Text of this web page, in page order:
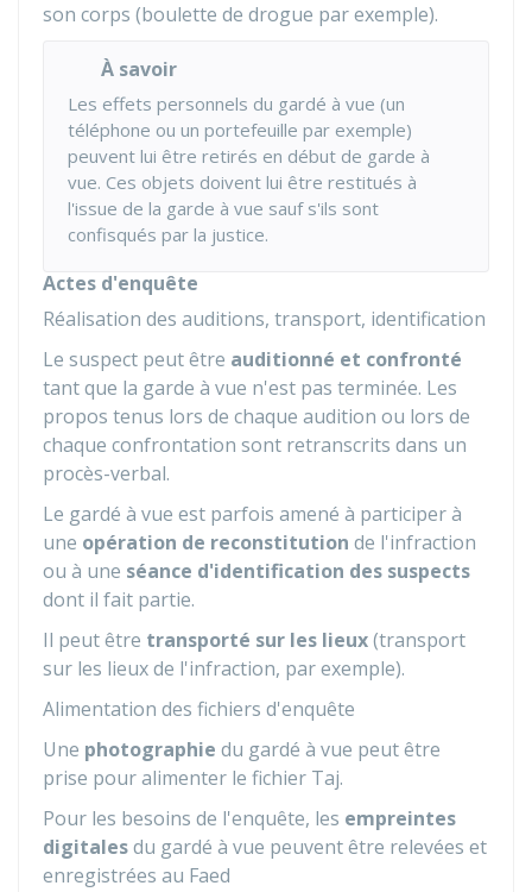
son corps (boulette de drogue par exemple).
À savoir
Les effets personnels du gardé à vue (un
téléphone ou un portefeuille par exemple)
peuvent lui être retirés en début de garde à
vue. Ces objets doivent lui être restitués à
l'issue de la garde à vue sauf s'ils sont
confisqués par la justice.
Actes d'enquête
Réalisation des auditions, transport, identification
Le suspect peut être auditionné et confronté
tant que la garde à vue n'est pas terminée. Les
propos tenus lors de chaque audition ou lors de
chaque confrontation sont retranscrits dans un
procès-verbal.
Le gardé à vue est parfois amené à participer à
une opération de reconstitution de l'infraction
ou à une séance d'identification des suspects
dont il fait partie.
Il peut être transporté sur les lieux(transport
sur les lieux de l'infraction, par exemple).
Alimentation des fichiers d'enquête
Une photographie du gardé à vue peut être
prise pour alimenter le fichier Taj.
Pour les besoins de l'enquête, les empreintes
digitalesdu gardé à vue peuvent être relevées et
enregistrées au Faed